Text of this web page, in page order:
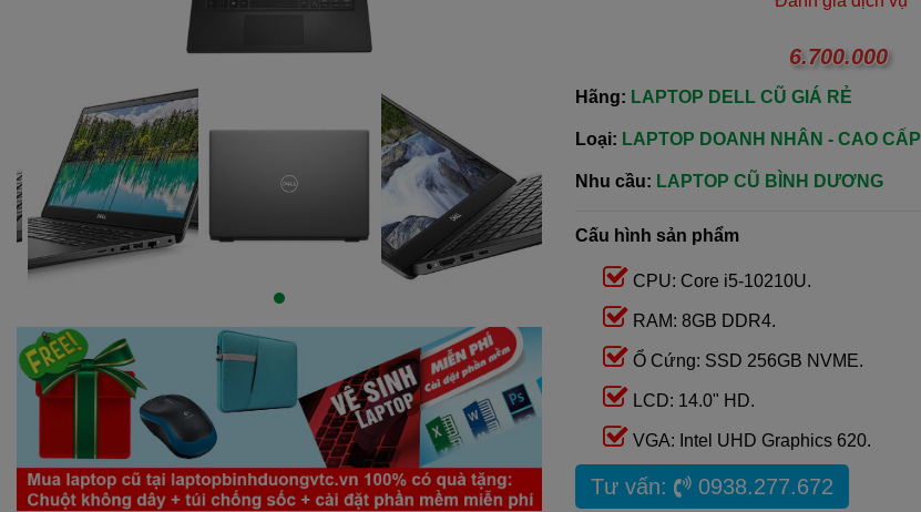
6.700.000
Hãng: LAPTOP DELL CŨ GIÁ RẺ
Loại: LAPTOP DOANH NHÂN - CAO CẤP
Nhu cầu: LAPTOP CŨ BÌNH DƯƠNG
Cấu hình sản phẩm
CPU: Core i5-10210U.
RAM: 8GB DDR4.
Ổ Cứng: SSD 256GB NVME.
LCD: 14.0" HD.
VGA: Intel UHD Graphics 620.
Tư vấn: 0938.277.672